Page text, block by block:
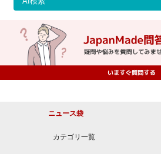
ニュース袋
カテゴリ一覧